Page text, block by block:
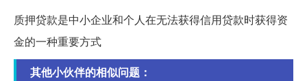
质押贷款是中小企业和个人在无法获得信用贷款时获得资
金的一种重要方式
其他小伙伴的相似问题：